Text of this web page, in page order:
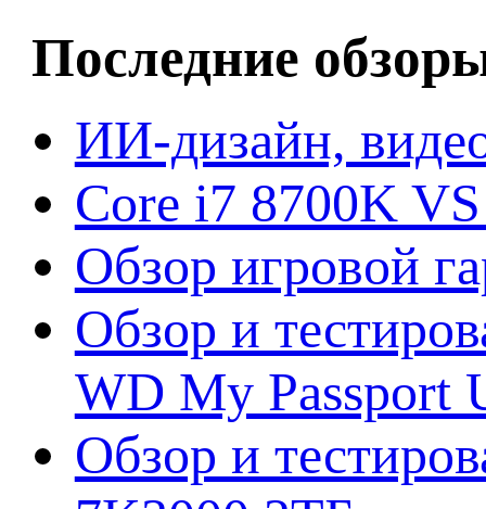
Последние
ИИ-дизайн,
Core i7 8700K
Обзор игровой
Обзор и
WD My Passport
Обзор и